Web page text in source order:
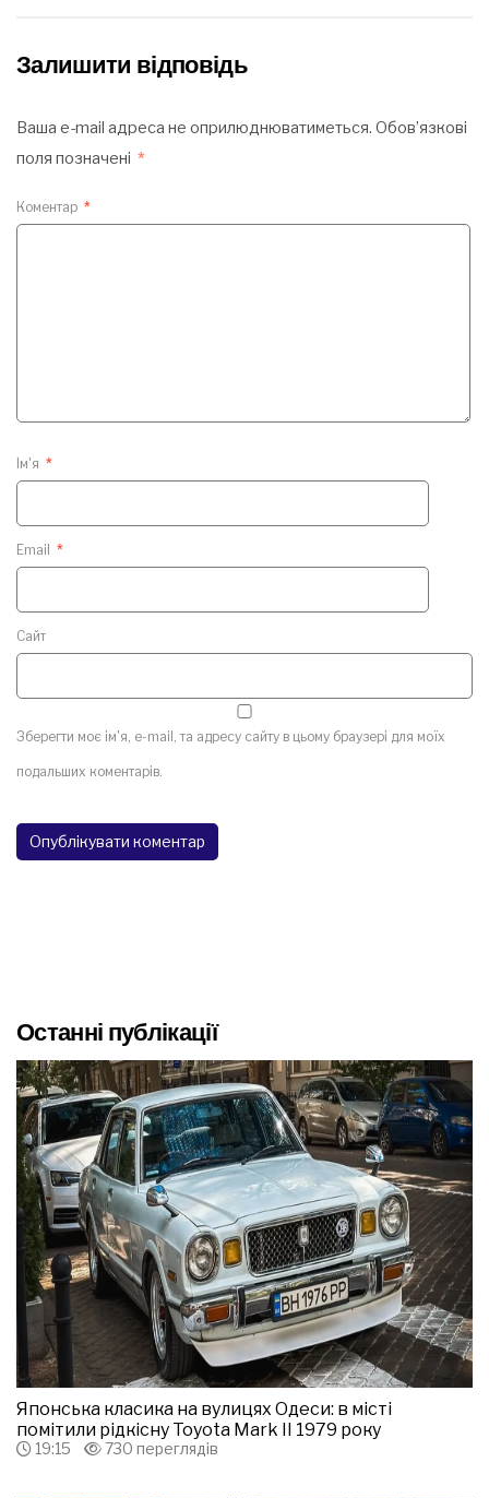
Залишити відповідь
Ваша e-mail адреса не оприлюднюватиметься. Обов’язкові
поля позначені *
Коментар *
Ім'я *
Email *
Сайт
Зберегти моє ім'я, e-mail, та адресу сайту в цьому браузері для моїх
подальших коментарів.
Останні публікації
Японська класика на вулицях Одеси: в місті
помітили рідкісну Toyota Mark II 1979 року
19:15 730 переглядів